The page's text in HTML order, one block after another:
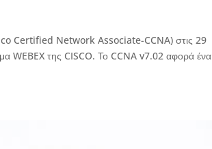
Certified Network Associate-CCNA) στις 29
WEBEX της CISCO. Το CCNA v7.02 αφορά ένα